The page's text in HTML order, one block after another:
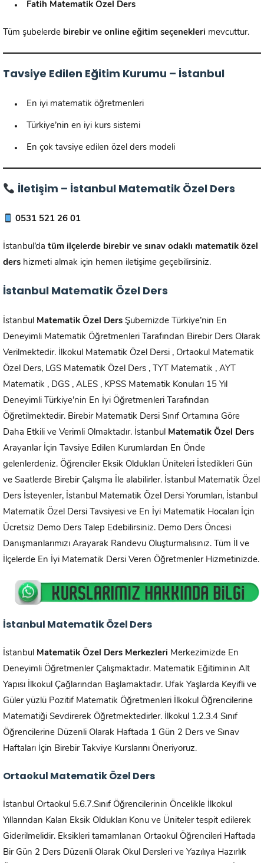
Fatih Matematik Özel Ders
Tüm şubelerde birebir ve online eğitim seçenekleri mevcuttur.
Tavsiye Edilen Eğitim Kurumu – İstanbul
En iyi matematik öğretmenleri
Türkiye’nin en iyi kurs sistemi
En çok tavsiye edilen özel ders modeli
İletişim – İstanbul Matematik Özel Ders
0531 521 26 01
İstanbul’da tüm ilçelerde birebir ve sınav odaklı matematik özel
ders hizmeti almak için hemen iletişime geçebilirsiniz.
İstanbul Matematik Özel Ders
İstanbul Matematik Özel Ders Şubemizde Türkiye’nin En
Deneyimli Matematik Öğretmenleri Tarafından Birebir Ders Olarak
Verilmektedir. İlkokul Matematik Özel Dersi , Ortaokul Matematik
Özel Ders, LGS Matematik Özel Ders , TYT Matematik , AYT
Matematik , DGS , ALES , KPSS Matematik Konuları 15 Yıl
Deneyimli Türkiye’nin En İyi Öğretmenleri Tarafından
Öğretilmektedir. Birebir Matematik Dersi Sınıf Ortamına Göre
Daha Etkili ve Verimli Olmaktadır. İstanbul Matematik Özel Ders
Arayanlar İçin Tavsiye Edilen Kurumlardan En Önde
gelenlerdeniz. Öğrenciler Eksik Oldukları Üniteleri İstedikleri Gün
ve Saatlerde Birebir Çalışma İle alabilirler. İstanbul Matematik Özel
Ders İsteyenler, İstanbul Matematik Özel Dersi Yorumları, İstanbul
Matematik Özel Dersi Tavsiyesi ve En İyi Matematik Hocaları İçin
Ücretsiz Demo Ders Talep Edebilirsiniz. Demo Ders Öncesi
Danışmanlarımızı Arayarak Randevu Oluşturmalısınız. Tüm İl ve
İlçelerde En İyi Matematik Dersi Veren Öğretmenler Hizmetinizde.
İstanbul Matematik Özel Ders
İstanbul Matematik Özel Ders Merkezleri Merkezimizde En
Deneyimli Öğretmenler Çalışmaktadır. Matematik Eğitiminin Alt
Yapısı İlkokul Çağlarından Başlamaktadır. Ufak Yaşlarda Keyifli ve
Güler yüzlü Pozitif Matematik Öğretmenleri İlkokul Öğrencilerine
Matematiği Sevdirerek Öğretmektedirler. İlkokul 1.2.3.4 Sınıf
Öğrencilerine Düzenli Olarak Haftada 1 Gün 2 Ders ve Sınav
Haftaları İçin Birebir Takviye Kurslarını Öneriyoruz.
Ortaokul Matematik Özel Ders
İstanbul Ortaokul 5.6.7.Sınıf Öğrencilerinin Öncelikle İlkokul
Yıllarından Kalan Eksik Oldukları Konu ve Üniteler tespit edilerek
Giderilmelidir. Eksikleri tamamlanan Ortaokul Öğrencileri Haftada
Bir Gün 2 Ders Düzenli Olarak Okul Dersleri ve Yazılıya Hazırlık